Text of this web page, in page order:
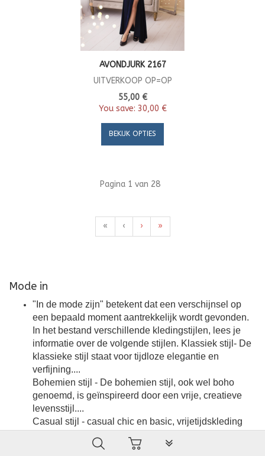
AVONDJURK 2167
UITVERKOOP OP=OP
55,00 €
You save: 30,00 €
BEKIJK OPTIES
Pagina 1 van 28
« ‹ › »
Mode in
"In de mode zijn" betekent dat een verschijnsel op
een bepaald moment aantrekkelijk wordt gevonden.
In het bestand verschillende kledingstijlen, lees je
informatie over de volgende stijlen. Klassiek stijl- De
klassieke stijl staat voor tijdloze elegantie en
verfijning....
Bohemien stijl - De bohemien stijl, ook wel boho
genoemd, is geïnspireerd door een vrije, creatieve
levensstijl....
Casual stijl - casual chic en basic, vrijetijdskleding